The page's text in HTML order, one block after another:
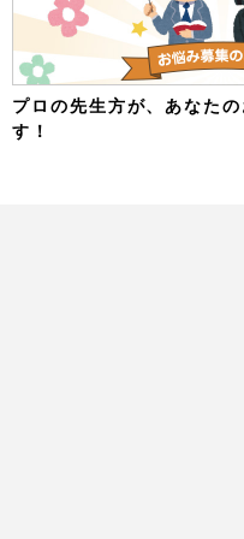
プロの先生方が、あなた
す！